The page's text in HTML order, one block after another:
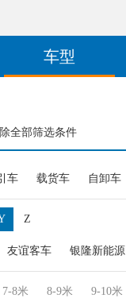
车型
全部筛选条件
车 载货车 自卸车
Z
友谊客车 银隆新能源
7-8米 8-9米 9-10米